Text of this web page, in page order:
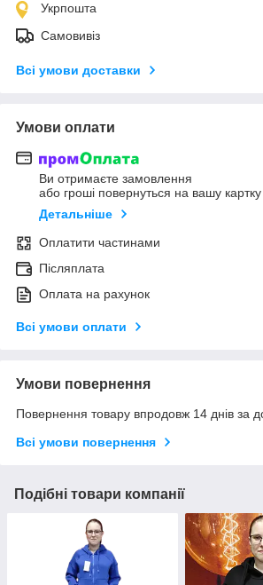
Укрпошта
Самовивіз
Всі умови доставки
Умови оплати
Ви отримаєте замовлення
або гроші повернуться на вашу картку
Детальніше
Оплатити частинами
Післяплата
Оплата на рахунок
Всі умови оплати
Умови повернення
Повернення товару впродовж 14 днів за
Всі умови повернення
Подібні товари компанії